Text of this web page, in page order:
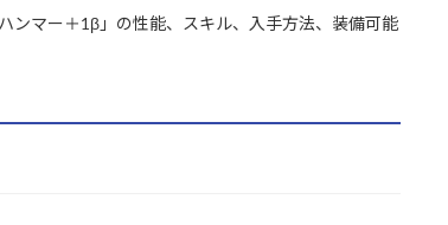
ンマー＋1β」の性能、スキル、入手方法、装備可能